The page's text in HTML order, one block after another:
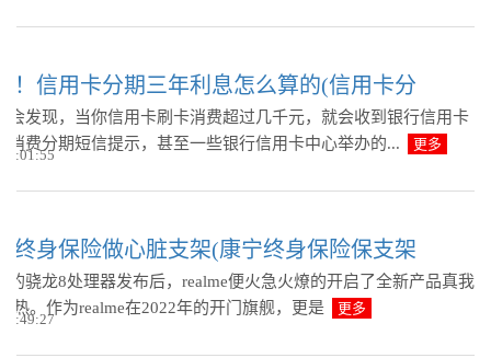
！信用卡分期三年利息怎么算的(信用卡分
会发现，当你信用卡刷卡消费超过几千元，就会收到银行信用卡
消费分期短信提示，甚至一些银行信用卡中心举办的...
更多
终身保险做心脏支架(康宁终身保险保支架
的骁龙8处理器发布后，realme便火急火燎的开启了全新产品真我
热。作为realme在2022年的开门旗舰，更是
更多